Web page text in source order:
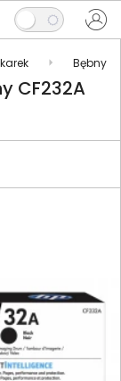
Bębny
CF232A